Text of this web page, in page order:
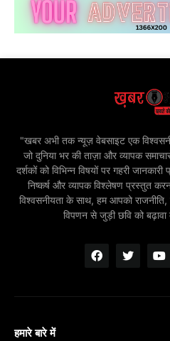
"खबर अभी तक न्यूज़ वेबसाइट एक
जो दुनिया भर की ताज़ा और व्यापक
दर्शकों को विभिन्न विषयों पर गहरी
निष्कर्ष और व्यापक विश्लेषण प्रस्तुत
विश्वसनीयता के साथ, हम आपको राजनीति,
विपणन से जुड़ी छवि को
हमारे बारे में